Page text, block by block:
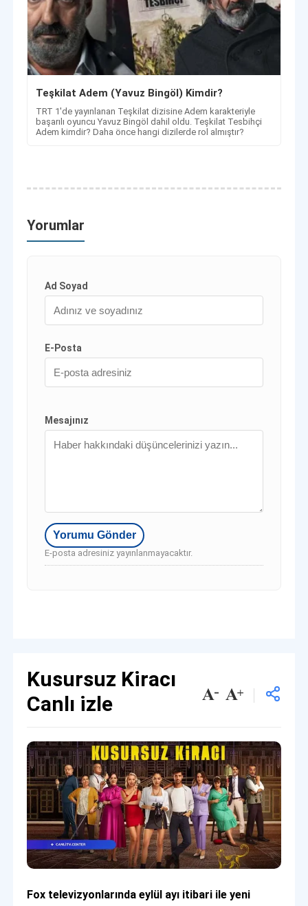
Teşkilat Adem (Yavuz Bingöl) Kimdir?
TRT 1'de yayınlanan Teşkilat dizisine Adem karakteriyle
başarılı oyuncu Yavuz Bingöl dahil oldu. Teşkilat Tesbihçi
Adem kimdir? Daha önce hangi dizilerde rol almıştır?
Yorumlar
Ad Soyad
E-Posta
Mesajınız
E-posta adresiniz yayınlanmayacaktır.
Kusursuz Kiracı
Canlı izle
Fox televizyonlarında eylül ayı itibari ile yeni